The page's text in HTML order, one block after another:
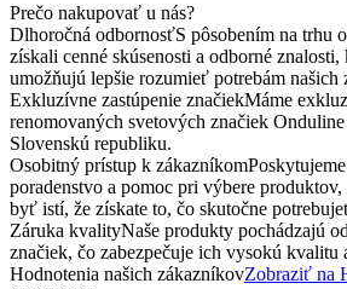
Prečo nakupovať u nás?
Dlhoročná odbornosťS pôsobením na trhu
získali cenné skúsenosti a odborné znalosti,
umožňujú lepšie rozumieť potrebám našich
Exkluzívne zastúpenie značiekMáme
renomovaných svetových značiek
Slovenskú republiku.
Osobitný prístup k zákazníkom
poradenstvo a pomoc pri výbere produktov,
byť istí, že získate to, čo skutočne
Záruka kvalityNaše produkty pochádzajú
značiek, čo zabezpečuje ich vysokú kvalitu
Hodnotenia našich zákazníkovZobraziť na